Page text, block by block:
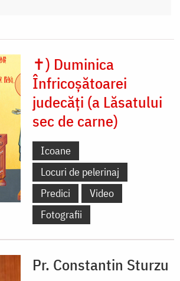
✝) Duminica
Înfricoșătoarei
judecăți (a Lăsatului
sec de carne)
Icoane
Locuri de pelerinaj
Predici
Video
Fotografii
Pr. Constantin Sturzu